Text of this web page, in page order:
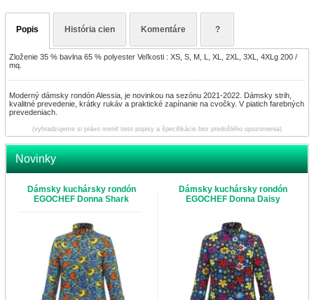
Popis História cien Komentáre ?
Zloženie 35 % bavlna 65 % polyester Veľkosti : XS, S, M, L, XL, 2XL, 3XL, 4XLg 200 /
mq.
Moderný dámsky rondón Alessia, je novinkou na sezónu 2021-2022. Dámsky strih,
kvalitné prevedenie, krátky rukáv a praktické zapínanie na cvočky. V piatich farebných
prevedeniach.
(vyhradzujeme si právo meniť tieto popisy a špecifikácie bez predošlého upozornenia)
Novinky
Dámsky kuchársky rondón
EGOCHEF Donna Shark
Dámsky kuchársky rondón
EGOCHEF Donna Daisy